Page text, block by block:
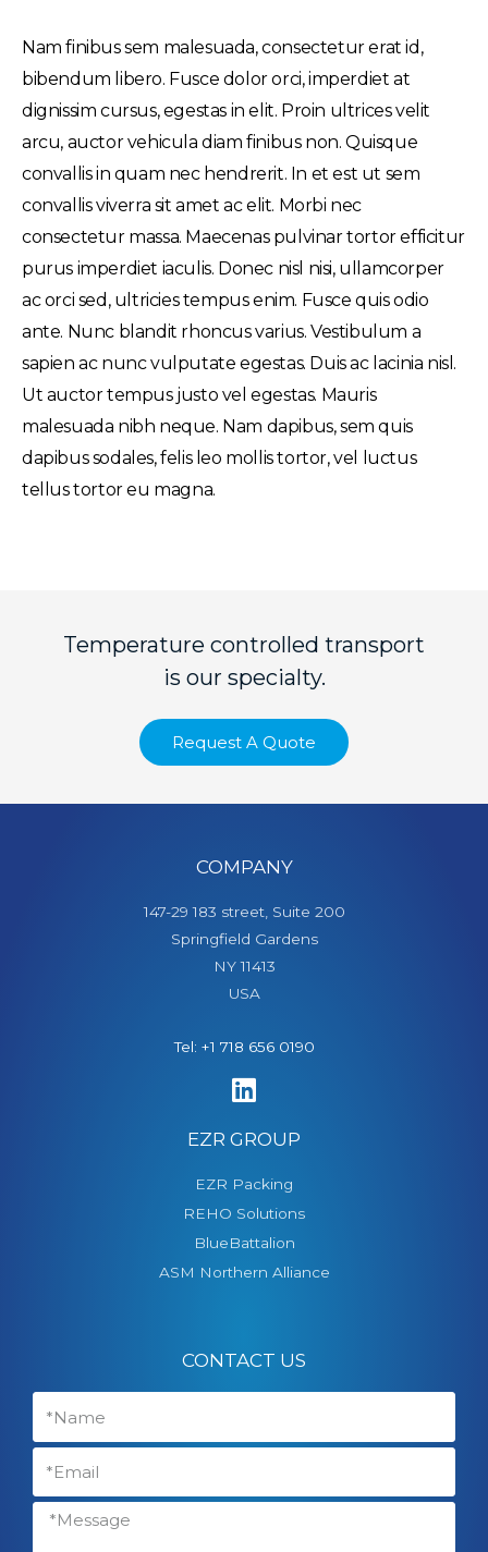
Nam finibus sem malesuada, consectetur erat id,
bibendum libero. Fusce dolor orci, imperdiet at
dignissim cursus, egestas in elit. Proin ultrices velit
arcu, auctor vehicula diam finibus non. Quisque
convallis in quam nec hendrerit. In et est ut sem
convallis viverra sit amet ac elit. Morbi nec
consectetur massa. Maecenas pulvinar tortor efficitur
purus imperdiet iaculis. Donec nisl nisi, ullamcorper
ac orci sed, ultricies tempus enim. Fusce quis odio
ante. Nunc blandit rhoncus varius. Vestibulum a
sapien ac nunc vulputate egestas. Duis ac lacinia nisl.
Ut auctor tempus justo vel egestas. Mauris
malesuada nibh neque. Nam dapibus, sem quis
dapibus sodales, felis leo mollis tortor, vel luctus
tellus tortor eu magna.
Temperature controlled transport
is our specialty.
Request A Quote
COMPANY
147-29 183 street, Suite 200
Springfield Gardens
NY 11413
USA
Tel: +1 718 656 0190
EZR GROUP
EZR Packing
REHO Solutions
BlueBattalion
ASM Northern Alliance
CONTACT US